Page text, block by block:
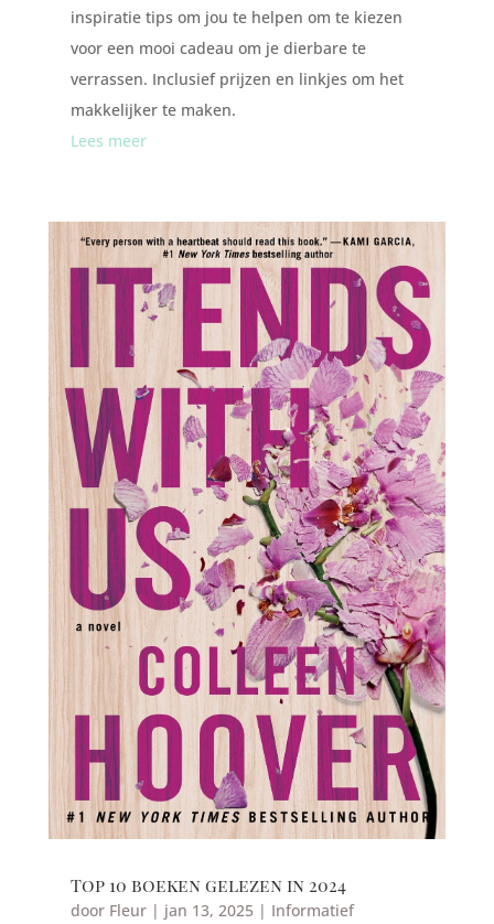
inspiratie tips om jou te helpen om te kiezen
voor een mooi cadeau om je dierbare te
verrassen. Inclusief prijzen en linkjes om het
makkelijker te maken.
Lees meer
Top 10 boeken gelezen in 2024
door Fleur| jan 13, 2025| Informatief